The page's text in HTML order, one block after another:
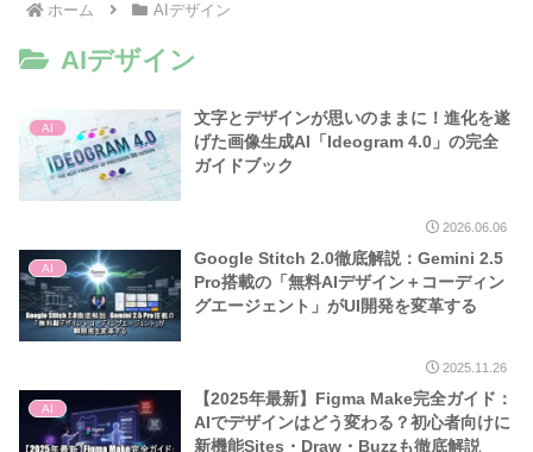
ホーム AIデザイン
AIデザイン
AI
文字とデザインが思いのままに！進化を遂
げた画像生成AI「Ideogram 4.0」の完全
ガイドブック
2026.06.06
AI
Google Stitch 2.0徹底解説：Gemini 2.5
Pro搭載の「無料AIデザイン＋コーディン
グエージェント」がUI開発を変革する
2025.11.26
AI
【2025年最新】Figma Make完全ガイド：
AIでデザインはどう変わる？初心者向けに
新機能Sites・Draw・Buzzも徹底解説